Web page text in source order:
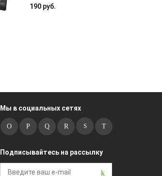
190 руб.
Мы в социальных сетях
Подписывайтесь на рассылку